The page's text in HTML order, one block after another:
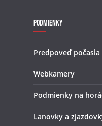
Podmienky
Predpoveď počasia
Webkamery
Podmienky na
Lanovky a